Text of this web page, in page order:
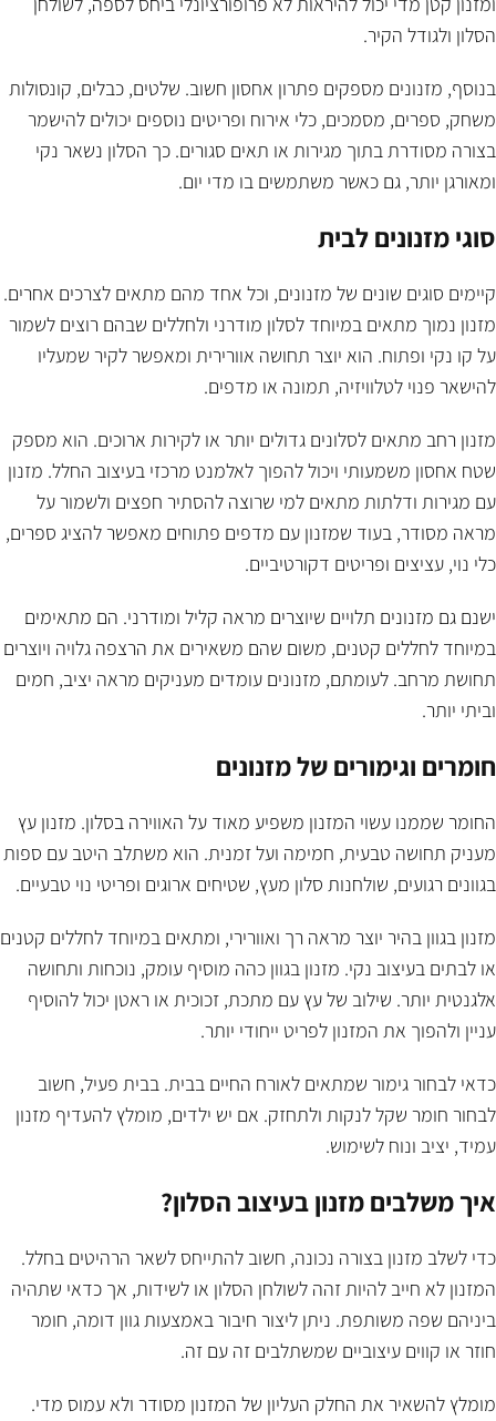
הסלון ולגודל הקיר.
בנוסף, מזנונים מספקים פתרון אחסון חשוב. שלטים, כבלים, קונסולות
משחק, ספרים, מסמכים, כלי אירוח ופריטים נוספים יכולים להישמר
בצורה מסודרת בתוך מגירות או תאים סגורים. כך הסלון נשאר נקי
ומאורגן יותר, גם כאשר משתמשים בו מדי יום.
סוגי מזנונים לבית
קיימים סוגים שונים של מזנונים, וכל אחד מהם מתאים לצרכים אחרים.
מזנון נמוך מתאים במיוחד לסלון מודרני ולחללים שבהם רוצים לשמור
על קו נקי ופתוח. הוא יוצר תחושה אוורירית ומאפשר לקיר שמעליו
להישאר פנוי לטלוויזיה, תמונה או מדפים.
מזנון רחב מתאים לסלונים גדולים יותר או לקירות ארוכים. הוא מספק
שטח אחסון משמעותי ויכול להפוך לאלמנט מרכזי בעיצוב החלל. מזנון
עם מגירות ודלתות מתאים למי שרוצה להסתיר חפצים ולשמור על
מראה מסודר, בעוד שמזנון עם מדפים פתוחים מאפשר להציג ספרים,
כלי נוי, עציצים ופריטים דקורטיביים.
ישנם גם מזנונים תלויים שיוצרים מראה קליל ומודרני. הם מתאימים
במיוחד לחללים קטנים, משום שהם משאירים את הרצפה גלויה ויוצרים
תחושת מרחב. לעומתם, מזנונים עומדים מעניקים מראה יציב, חמים
וביתי יותר.
חומרים וגימורים של מזנונים
החומר שממנו עשוי המזנון משפיע מאוד על האווירה בסלון. מזנון עץ
מעניק תחושה טבעית, חמימה ועל זמנית. הוא משתלב היטב עם ספות
בגוונים רגועים, שולחנות סלון מעץ, שטיחים ארוגים ופריטי נוי טבעיים.
מזנון בגוון בהיר יוצר מראה רך ואוורירי, ומתאים במיוחד לחללים קטנים
או לבתים בעיצוב נקי. מזנון בגוון כהה מוסיף עומק, נוכחות ותחושה
אלגנטית יותר. שילוב של עץ עם מתכת, זכוכית או ראטן יכול להוסיף
עניין ולהפוך את המזנון לפריט ייחודי יותר.
כדאי לבחור גימור שמתאים לאורח החיים בבית. בבית פעיל, חשוב
לבחור חומר שקל לנקות ולתחזק. אם יש ילדים, מומלץ להעדיף מזנון
עמיד, יציב ונוח לשימוש.
איך משלבים מזנון בעיצוב הסלון?
כדי לשלב מזנון בצורה נכונה, חשוב להתייחס לשאר הרהיטים בחלל.
המזנון לא חייב להיות זהה לשולחן הסלון או לשידות, אך כדאי שתהיה
ביניהם שפה משותפת. ניתן ליצור חיבור באמצעות גוון דומה, חומר
חוזר או קווים עיצוביים שמשתלבים זה עם זה.
מומלץ להשאיר את החלק העליון של המזנון מסודר ולא עמוס מדי.